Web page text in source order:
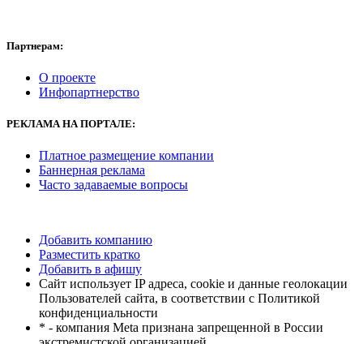
Партнерам:
О проекте
Инфопартнерство
РЕКЛАМАНА ПОРТАЛЕ:
Платное размещение компании
Баннерная реклама
Часто задаваемые вопросы
Добавить компанию
Разместить кратко
Добавить в афишу
Сайт использует IP адреса, cookie и данные геолокации
Пользователей сайта, в соответствии с Политикой
конфиденциальности
* - компания Meta признана запрещенной в России